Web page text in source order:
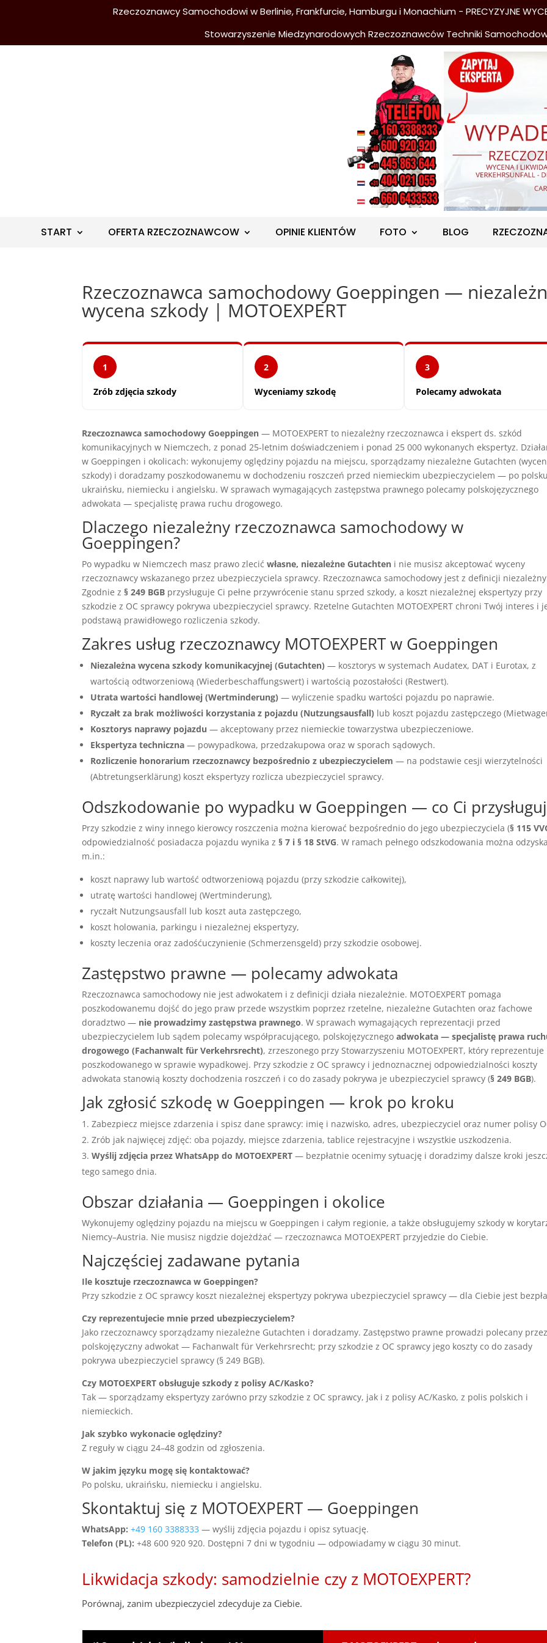
Rzeczoznawcy Samochodowi w Berlinie, Frankfurcie, Hamburgu i Monachium - PRECYZYJNE
Stowarzyszenie Miedzynarodowych Rzeczoznawców Techniki
START OFERTA RZECZOZNAWCOW OPINIE KLIENTÓW FOTO BLOG
Rzeczoznawca samochodowy Goeppingen —
wycena szkody | MOTOEXPERT
1
Zrób zdjęcia szkody
2
Wyceniamy szkodę
3
Polecamy adwokata
Rzeczoznawca samochodowy Goeppingen — MOTOEXPERT to niezależny rzeczoznawca i ekspert ds. szkód
komunikacyjnych w Niemczech, z ponad 25-letnim doświadczeniem i ponad 25 000 wykonanych ekspertyz.
w Goeppingen i okolicach: wykonujemy oględziny pojazdu na miejscu, sporządzamy niezależne Gutachten
szkody) i doradzamy poszkodowanemu w dochodzeniu roszczeń przed niemieckim ubezpieczycielem — po
ukraińsku, niemiecku i angielsku. W sprawach wymagających zastępstwa prawnego polecamy polskojęzycznego
adwokata — specjalistę prawa ruchu drogowego.
Dlaczego niezależny rzeczoznawca samochodowy w
Goeppingen?
Po wypadku w Niemczech masz prawo zlecićwłasne, niezależne Gutachten i nie musisz akceptować wyceny
rzeczoznawcy wskazanego przez ubezpieczyciela sprawcy. Rzeczoznawca samochodowy jest z definicji
Zgodnie z§ 249 BGB przysługuje Ci pełne przywrócenie stanu sprzed szkody, a koszt niezależnej ekspertyzy przy
szkodzie z OC sprawcy pokrywa ubezpieczyciel sprawcy. Rzetelne Gutachten MOTOEXPERT chroni Twój interes i
podstawą prawidłowego rozliczenia szkody.
Zakres usług rzeczoznawcy MOTOEXPERT w Goeppingen
Niezależna wycena szkody komunikacyjnej (Gutachten) — kosztorys w systemach Audatex, DAT i Eurotax, z
wartością odtworzeniową (Wiederbeschaffungswert) i wartością pozostałości (Restwert).
Utrata wartości handlowej (Wertminderung) — wyliczenie spadku wartości pojazdu po naprawie.
Ryczałt za brak możliwości korzystania z pojazdu (Nutzungsausfall) lub koszt pojazdu zastępczego
Kosztorys naprawy pojazdu — akceptowany przez niemieckie towarzystwa ubezpieczeniowe.
Ekspertyza techniczna — powypadkowa, przedzakupowa oraz w sporach sądowych.
Rozliczenie honorarium rzeczoznawcy bezpośrednio z ubezpieczycielem — na podstawie cesji wierzytelności
(Abtretungserklärung) koszt ekspertyzy rozlicza ubezpieczyciel sprawcy.
Odszkodowanie po wypadku w Goeppingen — co Ci
Przy szkodzie z winy innego kierowcy roszczenia można kierować bezpośrednio do jego ubezpieczyciela (§ 115
odpowiedzialność posiadacza pojazdu wynika z§ 7 i § 18 StVG. W ramach pełnego odszkodowania można
m.in.:
koszt naprawy lub wartość odtworzeniową pojazdu (przy szkodzie całkowitej),
utratę wartości handlowej (Wertminderung),
ryczałt Nutzungsausfall lub koszt auta zastępczego,
koszt holowania, parkingu i niezależnej ekspertyzy,
koszty leczenia oraz zadośćuczynienie (Schmerzensgeld) przy szkodzie osobowej.
Zastępstwo prawne — polecamy adwokata
Rzeczoznawca samochodowy nie jest adwokatem i z definicji działa niezależnie. MOTOEXPERT pomaga
poszkodowanemu dojść do jego praw przede wszystkim poprzez rzetelne, niezależne Gutachten oraz fachowe
doradztwo — nie prowadzimy zastępstwa prawnego. W sprawach wymagających reprezentacji przed
ubezpieczycielem lub sądem polecamy współpracującego, polskojęzycznegoadwokata — specjalistę prawa
drogowego (Fachanwalt für Verkehrsrecht), zrzeszonego przy Stowarzyszeniu MOTOEXPERT, który reprezentuje
poszkodowanego w sprawie wypadkowej. Przy szkodzie z OC sprawcy i jednoznacznej odpowiedzialności koszty
adwokata stanowią koszty dochodzenia roszczeń i co do zasady pokrywa je ubezpieczyciel sprawcy (§ 249 BGB).
Jak zgłosić szkodę w Goeppingen — krok po kroku
Zabezpiecz miejsce zdarzenia i spisz dane sprawcy: imię i nazwisko, adres, ubezpieczyciel oraz numer polisy
Zrób jak najwięcej zdjęć: oba pojazdy, miejsce zdarzenia, tablice rejestracyjne i wszystkie uszkodzenia.
Wyślij zdjęcia przez WhatsApp do MOTOEXPERT — bezpłatnie ocenimy sytuację i doradzimy dalsze kroki
tego samego dnia.
Obszar działania — Goeppingen i okolice
Wykonujemy oględziny pojazdu na miejscu w Goeppingen i całym regionie, a także obsługujemy szkody w
Niemcy–Austria. Nie musisz nigdzie dojeżdżać — rzeczoznawca MOTOEXPERT przyjedzie do Ciebie.
Najczęściej zadawane pytania
Ile kosztuje rzeczoznawca w Goeppingen?
Przy szkodzie z OC sprawcy koszt niezależnej ekspertyzy pokrywa ubezpieczyciel sprawcy — dla Ciebie jest
Czy reprezentujecie mnie przed ubezpieczycielem?
Jako rzeczoznawcy sporządzamy niezależne Gutachten i doradzamy. Zastępstwo prawne prowadzi polecany
polskojęzyczny adwokat — Fachanwalt für Verkehrsrecht; przy szkodzie z OC sprawcy jego koszty co do zasady
pokrywa ubezpieczyciel sprawcy (§ 249 BGB).
Czy MOTOEXPERT obsługuje szkody z polisy AC/Kasko?
Tak — sporządzamy ekspertyzy zarówno przy szkodzie z OC sprawcy, jak i z polisy AC/Kasko, z polis polskich i
niemieckich.
Jak szybko wykonacie oględziny?
Z reguły w ciągu 24–48 godzin od zgłoszenia.
W jakim języku mogę się kontaktować?
Po polsku, ukraińsku, niemiecku i angielsku.
Skontaktuj się z MOTOEXPERT — Goeppingen
WhatsApp: +49 160 3388333 — wyślij zdjęcia pojazdu i opisz sytuację.
Telefon (PL): +48 600 920 920. Dostępni 7 dni w tygodniu — odpowiadamy w ciągu 30 minut.
Likwidacja szkody: samodzielnie czy z MOTOEXPERT?
Porównaj, zanim ubezpieczyciel zdecyduje za Ciebie.